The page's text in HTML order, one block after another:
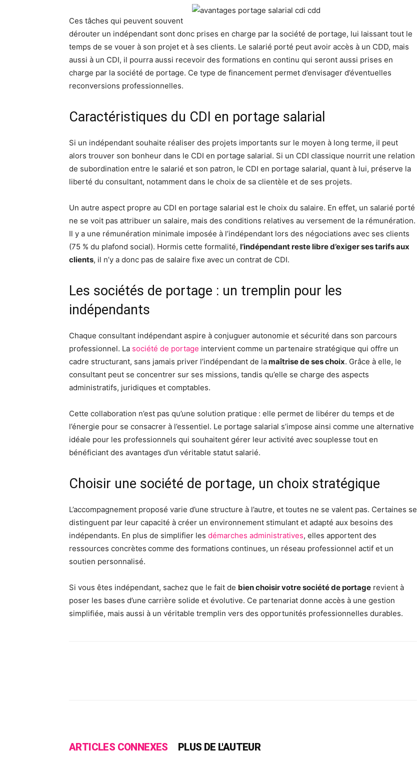
Ces tâches qui peuvent souvent
dérouter un indépendant sont donc prises en charge par la société de portage, lui laissant tout le
temps de se vouer à son projet et à ses clients. Le salarié porté peut avoir accès à un CDD, mais
aussi à un CDI, il pourra aussi recevoir des formations en continu qui seront aussi prises en
charge par la société de portage. Ce type de financement permet d’envisager d’éventuelles
reconversions professionnelles.
Caractéristiques du CDI en portage salarial
Si un indépendant souhaite réaliser des projets importants sur le moyen à long terme, il peut
alors trouver son bonheur dans le CDI en portage salarial. Si un CDI classique nourrit une relation
de subordination entre le salarié et son patron, le CDI en portage salarial, quant à lui, préserve la
liberté du consultant, notamment dans le choix de sa clientèle et de ses projets.
Un autre aspect propre au CDI en portage salarial est le choix du salaire. En effet, un salarié porté
ne se voit pas attribuer un salaire, mais des conditions relatives au versement de la rémunération.
Il y a une rémunération minimale imposée à l’indépendant lors des négociations avec ses clients
(75 % du plafond social). Hormis cette formalité, l’indépendant reste libre d’exiger ses tarifs aux
clients, il n’y a donc pas de salaire fixe avec un contrat de CDI.
Les sociétés de portage : un tremplin pour les
indépendants
Chaque consultant indépendant aspire à conjuguer autonomie et sécurité dans son parcours
professionnel. La société de portage intervient comme un partenaire stratégique qui offre un
cadre structurant, sans jamais priver l’indépendant de lamaîtrise de ses choix. Grâce à elle, le
consultant peut se concentrer sur ses missions, tandis qu’elle se charge des aspects
administratifs, juridiques et comptables.
Cette collaboration n’est pas qu’une solution pratique : elle permet de libérer du temps et de
l’énergie pour se consacrer à l’essentiel. Le portage salarial s’impose ainsi comme une alternative
idéale pour les professionnels qui souhaitent gérer leur activité avec souplesse tout en
bénéficiant des avantages d’un véritable statut salarié.
Choisir une société de portage, un choix stratégique
L’accompagnement proposé varie d’une structure à l’autre, et toutes ne se valent pas. Certaines se
distinguent par leur capacité à créer un environnement stimulant et adapté aux besoins des
indépendants. En plus de simplifier les démarches administratives, elles apportent des
ressources concrètes comme des formations continues, un réseau professionnel actif et un
soutien personnalisé.
Si vous êtes indépendant, sachez que le fait de bien choisir votre société de portage revient à
poser les bases d’une carrière solide et évolutive. Ce partenariat donne accès à une gestion
simplifiée, mais aussi à un véritable tremplin vers des opportunités professionnelles durables.
ARTICLES CONNEXES PLUS DE L'AUTEUR